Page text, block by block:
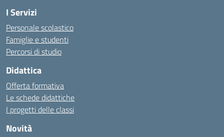
I Servizi
Personale scolastico
Famiglie e studenti
Percorsi di studio
Didattica
Offerta formativa
Le schede didattiche
I progetti delle classi
Novità